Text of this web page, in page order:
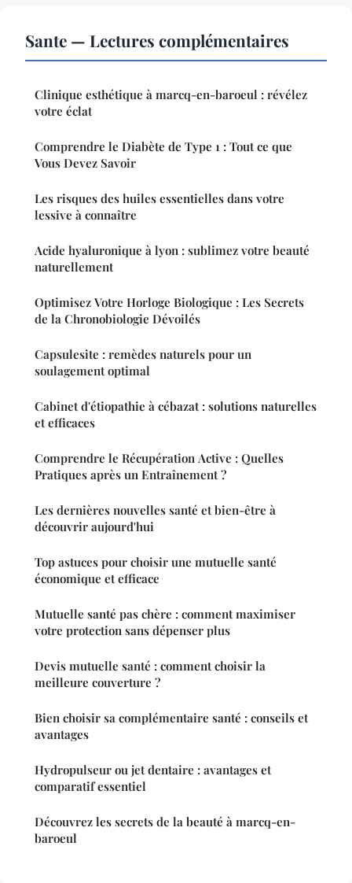
Sante — Lectures complémentaires
Clinique esthétique à marcq-en-baroeul : révélez
votre éclat
Comprendre le Diabète de Type 1 : Tout ce que
Vous Devez Savoir
Les risques des huiles essentielles dans votre
lessive à connaître
Acide hyaluronique à lyon : sublimez votre beauté
naturellement
Optimisez Votre Horloge Biologique : Les Secrets
de la Chronobiologie Dévoilés
Capsulesite : remèdes naturels pour un
soulagement optimal
Cabinet d'étiopathie à cébazat : solutions naturelles
et efficaces
Comprendre le Récupération Active : Quelles
Pratiques après un Entraînement ?
Les dernières nouvelles santé et bien-être à
découvrir aujourd'hui
Top astuces pour choisir une mutuelle santé
économique et efficace
Mutuelle santé pas chère : comment maximiser
votre protection sans dépenser plus
Devis mutuelle santé : comment choisir la
meilleure couverture ?
Bien choisir sa complémentaire santé : conseils et
avantages
Hydropulseur ou jet dentaire : avantages et
comparatif essentiel
Découvrez les secrets de la beauté à marcq-en-
baroeul